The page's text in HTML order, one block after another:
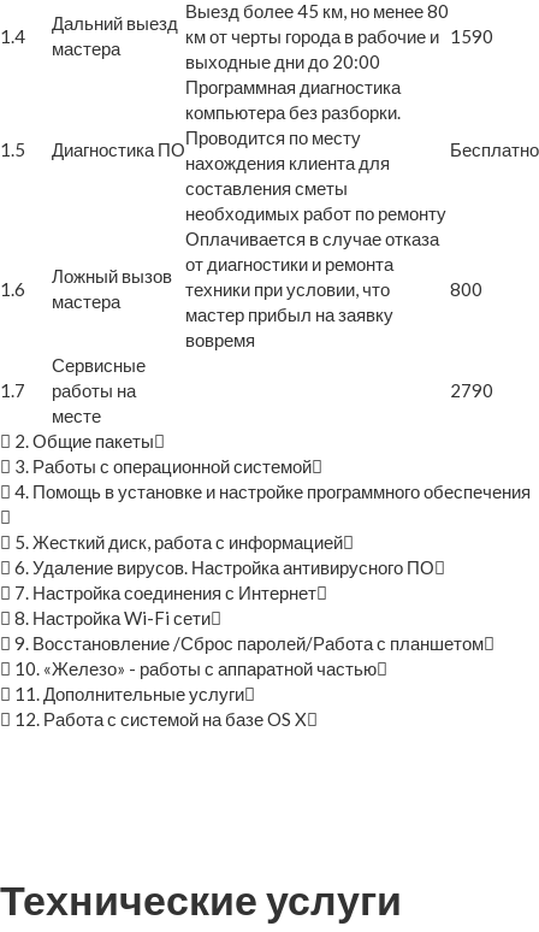
1.4
Дальний выезд
мастера
Выезд более 45 км, но менее 80
км от черты города в рабочие и
выходные дни до 20:00
1590
1.5 Диагностика ПО
Программная диагностика
компьютера без разборки.
Проводится по месту
нахождения клиента для
составления сметы
необходимых работ по ремонту
Бесплатно
1.6
Ложный вызов
мастера
Оплачивается в случае отказа
от диагностики и ремонта
техники при условии, что
мастер прибыл на заявку
вовремя
800
1.7
Сервисные
работы на
месте
2790
2. Общие пакеты
3. Работы с операционной системой
4. Помощь в установке и настройке программного обеспечения
5. Жесткий диск, работа с информацией
6. Удаление вирусов. Настройка антивирусного ПО
7. Настройка соединения с Интернет
8. Настройка Wi-Fi сети
9. Восстановление /Сброс паролей/Работа с планшетом
10. «Железо» - работы с аппаратной частью
11. Дополнительные услуги
12. Работа с системой на базе OS X
Технические услуги